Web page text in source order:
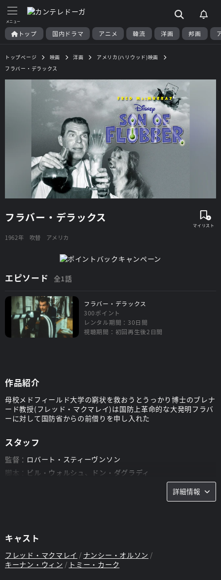
トップ 国内ドラマ アニメ 韓流 洋画 邦画
トップページ 映画 洋画
アメリカ(ハリウッド)映画
フラバー・デラックス
フラバー・デラックス
1962年 吹替 アメリカ
エピソード 全1話
フラバー・デラックス
300ポイント
レンタル期間：30日間
視聴期間：初回再生後2日間
作品紹介
母校メドフィールド大学の窮状を救おうとうっかり博士のブレナ
ード教授(フレッド・マクマレイ)は国防上革命的な大発明フラバ
ーに対して国防省からの前借りを申し入れた
スタッフ
監督： ロバート・スティーヴンソン
脚本： ビル・ウォルシュ、ドン・ダグラディ
詳細情報
キャスト
フレッド・マクマレイ
ナンシー・オルソン
キーナン・ウィン
トミー・カーク